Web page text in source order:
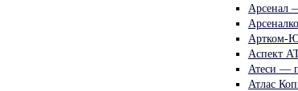
Арсенал
Артком-
Аспект
Атеси —
Атлас